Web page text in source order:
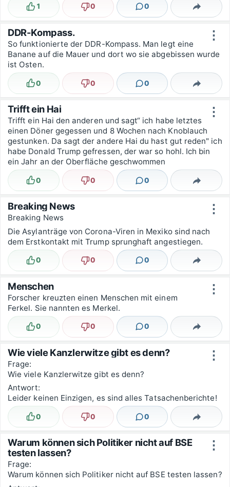
Lustig
1 Nicht lustig
0 0
Kommentare Teilen
⋮
DDR-Kompass.
So funktionierte der DDR-Kompass. Man legt eine
Banane auf die Mauer und dort wo sie abgebissen wurde
ist Osten.
Lustig
0 Nicht lustig
0 0
Kommentare Teilen
⋮
Trifft ein Hai
Trifft ein Hai den anderen und sagt“ ich habe letztes
einen Döner gegessen und 8 Wochen nach Knoblauch
gestunken. Da sagt der andere Hai du hast gut reden" ich
habe Donald Trump gefressen, der war so hohl. Ich bin
ein Jahr an der Oberfläche geschwommen
Lustig
0 Nicht lustig
0 0
Kommentare Teilen
⋮
Breaking News
Breaking News
Die Asylanträge von Corona-Viren in Mexiko sind nach
dem Erstkontakt mit Trump sprunghaft angestiegen.
Lustig
0 Nicht lustig
0 0
Kommentare Teilen
⋮
Menschen
Forscher kreuzten einen Menschen mit einem
Ferkel. Sie nannten es Merkel.
Lustig
0 Nicht lustig
0 0
Kommentare Teilen
⋮
Wie viele Kanzlerwitze gibt es denn?
Frage:
Wie viele Kanzlerwitze gibt es denn?
Antwort:
Leider keinen Einzigen, es sind alles Tatsachenberichte!
Lustig
0 Nicht lustig
0 0
Kommentare Teilen
⋮
Warum können sich Politiker nicht auf BSE
testen lassen?
Frage:
Warum können sich Politiker nicht auf BSE testen lassen?